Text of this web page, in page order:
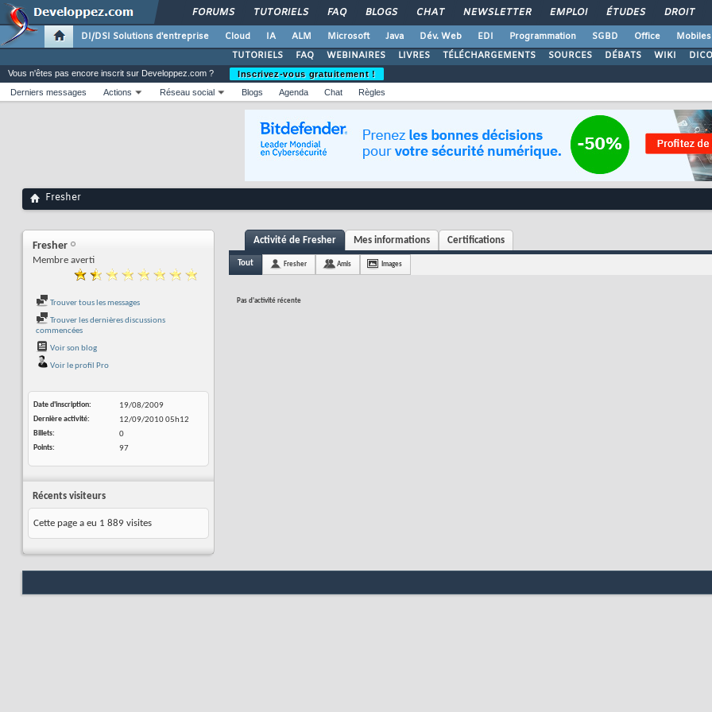
FORUMS TUTORIELS FAQ BLOGS CHAT NEWSLETTER EMPLOI ÉTUDES DROIT
DI/DSI Solutions d'entreprise Cloud IA ALM Microsoft Java Dév. Web EDI Programmation SGBD Office Mobiles
TUTORIELS
FAQ WEBINAIRES LIVRES TÉLÉCHARGEMENTS SOURCES DÉBATS WIKI DICO
Vous n'êtes pas encore inscrit sur Developpez.com ?
Inscrivez-vous gratuitement !
Derniers messages
Actions Réseau social Blogs Agenda Chat Règles
Fresher
Fresher
Membre averti
Trouver tous les messages
Trouver les dernières discussions
commencées
Voir son blog
Voir le profil Pro
Date d'inscription
19/08/2009
Dernière activité
12/09/201005h12
Billets
0
Points
97
Récents visiteurs
Cette page a eu 1 889 visites
Activité de Fresher Mes informations Certifications
Tout Fresher Amis Images
Pas d'activité récente